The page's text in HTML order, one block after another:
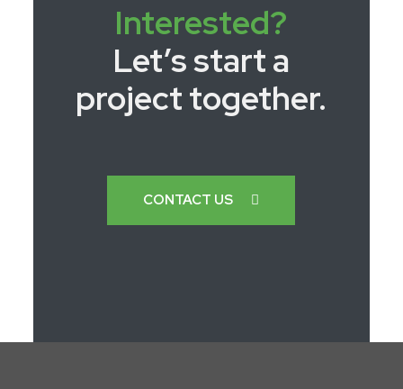
Interested?
Let’s start a
project together.
CONTACT US